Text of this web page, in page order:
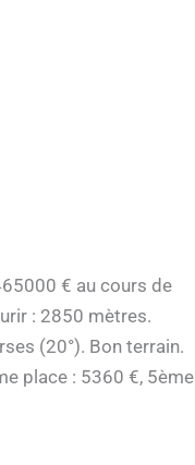
€ au cours de
: 2850 mètres.
(20°). Bon terrain.
place : 5360 €, 5ème